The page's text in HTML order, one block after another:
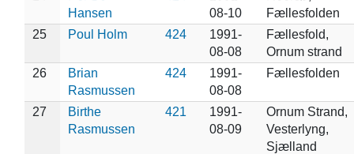
Hansen
08-10
Fællesfolden
25
Poul Holm 424
1991-
08-08
Fællesfold,
Ornum strand
26
Brian
Rasmussen
424
1991-
08-08
Fællesfolden
27
Birthe
Rasmussen
421
1991-
08-09
Ornum Strand,
Vesterlyng,
Sjælland